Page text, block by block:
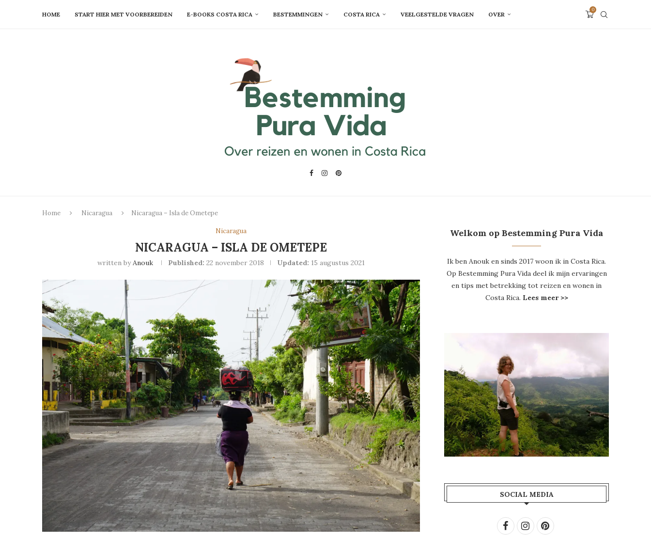
HOME START HIER MET VOORBEREIDEN E-BOOKS COSTA RICA BESTEMMINGEN COSTA RICA VEELGESTELDE VRAGEN OVER
0
Home Nicaragua Nicaragua – Isla de Ometepe
Nicaragua
NICARAGUA – ISLA DE OMETEPE
written byAnouk Published: 22 november 2018 Updated: 15 augustus 2021
Welkom op Bestemming Pura Vida
Ik ben Anouk en sinds 2017 woon ik in Costa Rica.
Op Bestemming Pura Vida deel ik mijn ervaringen
en tips met betrekking tot reizen en wonen in
Costa Rica. Lees meer >>
SOCIAL MEDIA